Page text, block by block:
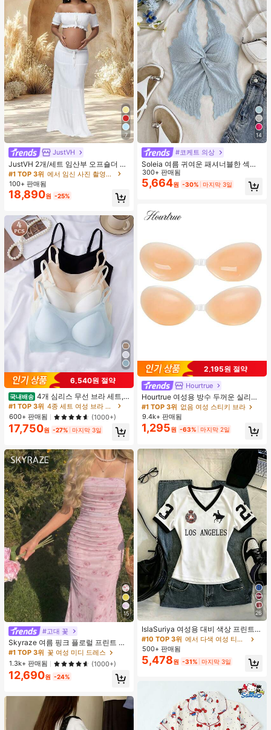
7
JustVH
JustVH 2개/세트 임산부 오프숄더 러
플 헴 크롭 탑과 플로잉 맥시 스커트
세트, 사진 촬영과 비치웨어에 적합한
봄 화이트 가을
#1 TOP 3위
에서 임신 사진 촬영용 의상
100+ 판매됨
18,890원 -25%
6,540원 절약
국내배송 4개 심리스 무선 브라 세트,
작은 가슴 보정, 초박형 통기성 아이스
실크 섹시 편안한 백리스 란제리 브라,
조절 가능
#1 TOP 3위
4종 세트 여성 브라 & 브랄렛
600+ 판매됨
(1000+)
17,750원 -27% 마지막 3일
15
#고대 꽃
Skyraze 여름 핑크 플로럴 프린트 주
름 메쉬 캐미 롱 드레스, 여름 드레스,
봄 옷
#1 TOP 3위 꽃 여성 미디 드레스
1.3k+ 판매됨
(1000+)
12,690원 -24%
14
#코케트 의상
Soleia 여름 귀여운 패셔너블한 섹시
한 홀터 타이 트위스트 오픈 백 탑
300+ 판매됨
5,664원 -30% 마지막 3일
2,195원 절약
Hourtrue
Hourtrue 여성용 방수 두꺼운 실리콘
가슴 페탈, 작은 가슴 리프트업 & 푸시
인용, 웨딩 촬영 및 들러리용
#1 TOP 3위 없음 여성 스티키 브라
9.4k+ 판매됨
1,295원 -63% 마지막 2일
26
IslaSuriya 여성용 대비 색상 프린트 V
넥 슬림핏 반팔 티셔츠
#10 TOP 3위
에서 다색 여성 티셔츠
500+ 판매됨
5,478원 -31% 마지막 3일